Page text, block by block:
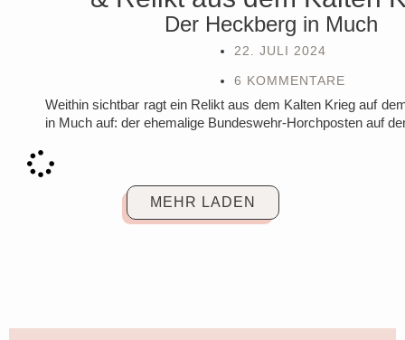
Der Heckberg in Much
22. JULI 2024
6 KOMMENTARE
Weithin sichtbar ragt ein Relikt aus dem Kalten Krieg auf
in Much auf: der ehemalige Bundeswehr-Horchposten auf
MEHR LADEN